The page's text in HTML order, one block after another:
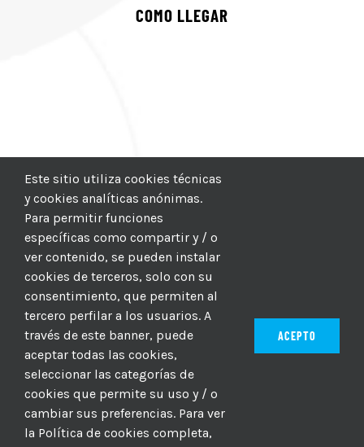
COMO LLEGAR
© 2012–2025 |CICIC| Hosting: Hosting Para PYMES
MBAGIO.COM
| Todos los derechos reservados
Este sitio utiliza cookies técnicas
y cookies analíticas anónimas.
Para permitir funciones
específicas como compartir y / o
ver contenido, se pueden instalar
cookies de terceros, solo con su
consentimiento, que permiten al
tercero perfilar a los usuarios. A
través de este banner, puede
aceptar todas las cookies,
seleccionar las categorías de
cookies que permite su uso y / o
cambiar sus preferencias. Para ver
la Política de cookies completa,
ACEPTO